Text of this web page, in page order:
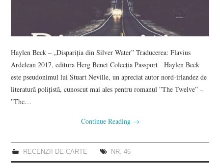
Haylen Beck – „Dispariția din Silver Water” Traducerea: Flavius
Ardelean 2017, editura Herg Benet Colecția Passport Haylen Beck
este pseudonimul lui Stuart Neville, un apreciat autor nord-irlandez de
literatură polițistă, cunoscut mai ales pentru romanul ”The Twelve” –
”The…
Continue Reading →
RECENZII DE CARTE NR. 46